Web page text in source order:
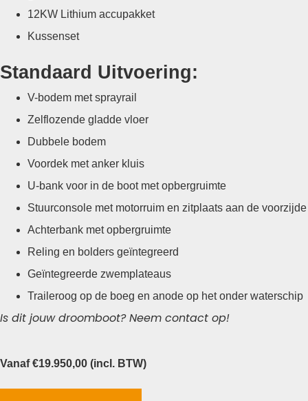
12KW Lithium accupakket
Kussenset
Standaard Uitvoering:
V-bodem met sprayrail
Zelflozende gladde vloer
Dubbele bodem
Voordek met anker kluis
U-bank voor in de boot met opbergruimte
Stuurconsole met motorruim en zitplaats aan de voorzijde
Achterbank met opbergruimte
Reling en bolders geïntegreerd
Geïntegreerde zwemplateaus
Traileroog op de boeg en anode op het onder waterschip
Is dit jouw droomboot? Neem contact op!
Vanaf€19.950,00 (incl. BTW)